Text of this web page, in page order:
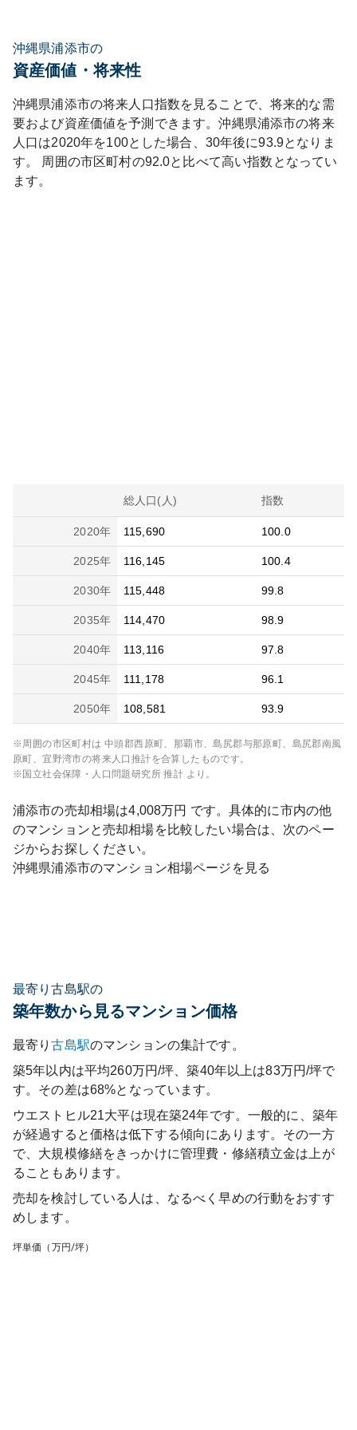
沖縄県浦添市の
資産価値・将来性
沖縄県浦添市の将来人口指数を見ることで、将来的な需
要および資産価値を予測できます。沖縄県浦添市の将来
人口は2020年を100とした場合、30年後に93.9となりま
す。
周囲の市区町村の92.0と比べて高い指数となってい
ます。
総人口(人) 指数
2020年 115,690 100.0
2025年 116,145 100.4
2030年 115,448 99.8
2035年 114,470 98.9
2040年 113,116 97.8
2045年 111,178 96.1
2050年 108,581 93.9
※周囲の市区町村は 中頭郡西原町、那覇市、島尻郡与那原町、島尻郡南風
原町、宜野湾市の将来人口推計を合算したものです。
※国立社会保障・人口問題研究所 推計 より。
浦添市の売却相場は4,008万円 です。具体的に市内の他
のマンションと売却相場を比較したい場合は、次のペー
ジからお探しください。
沖縄県浦添市のマンション相場ページを見る
最寄り古島駅の
築年数から見るマンション価格
最寄り古島駅のマンションの集計です。
築5年以内は平均260万円/坪、築40年以上は83万円/坪で
す。その差は68%となっています。
ウエストヒル21大平は現在築24年です。一般的に、築年
が経過すると価格は低下する傾向にあります。その一方
で、大規模修繕をきっかけに管理費・修繕積立金は上が
ることもあります。
売却を検討している人は、なるべく早めの行動をおすす
めします。
坪単価（万円/坪）